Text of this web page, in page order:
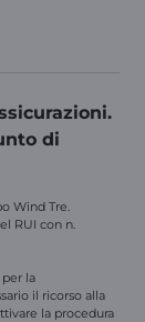
di
Wind Tre.
RUI con n.
per la
il ricorso alla
la procedura